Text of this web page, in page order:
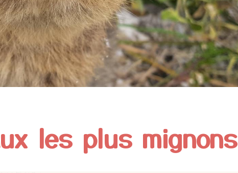
les plus mignons